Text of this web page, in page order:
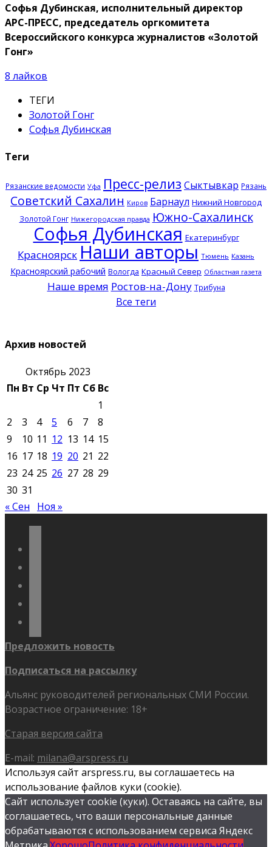
Софья Дубинская, исполнительный директор
АРС-ПРЕСС, председатель оргкомитета
Всероссийского конкурса журналистов «Золотой
Гонг»
8 лайков
ТЕГИ
Золотой Гонг
Софья Дубинская
Теги
Рязанские ведомости Уфа Пресс-релиз Сыктывкар Рязань
Советский Сахалин Киров Барнаул Нижний Новгород
Золотой Гонг Нижегородская правда Южно-Сахалинск
Софья Дубинская Екатеринбург
Красноярск Наши авторы Тюмень Казань
Красноярский рабочий Вологда Красный Север Областная газета
Наше время Ростов-на-Дону Трибуна
Все теги
Архив новостей
Октябрь 2023
Пн Вт Ср Чт Пт Сб Вс
1
2
3 4 5 6 7
8
9
10 11 12 13 14 15
16 17 18 19 20 21 22
23 24 25 26 27 28 29
30 31
« Сен
Ноя »
Предложить новость
Подписаться на рассылку
Альянс руководителей региональных СМИ России.
Возрастное ограничение: 18+
Старая версия сайта
E-mail: milana@arspress.ru
Используя сайт arspress.ru, вы соглашаетесь на
использование файлов куки (cookie).
Сайт использует cookie (куки). Оставаясь на сайте, вы
соглашаетесь, что ваши персональные данные
обрабатываются с использованием сервиса Яндекс